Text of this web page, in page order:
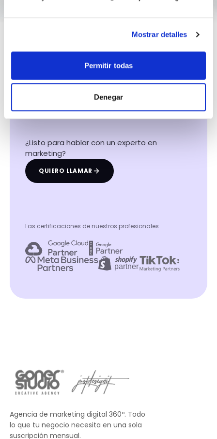
Mostrar detalles
Permitir todas
Denegar
Hacemos que tu
negocio crezca con el
marketing digital
¿Listo para hablar con un experto en
marketing?
QUIERO LLAMAR
Las certificaciones de nuestros profesionales
Agencia de marketing digital 360º. Todo
lo que tu negocio necesita en una sola
suscripción mensual.